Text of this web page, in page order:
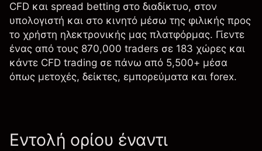
CFD και spread betting στο διαδίκτυο, στον
υπολογιστή και στο κινητό μέσω της φιλικής προς
το χρήστη ηλεκτρονικής μας πλατφόρμας. Γίεντε
ένας από τους 870,000 traders σε 183 χώρες και
κάντε CFD trading σε πάνω από 5,500+ μέσα
όπως μετοχές, δείκτες, εμπορεύματα και forex.
Εντολή ορίου έναντι